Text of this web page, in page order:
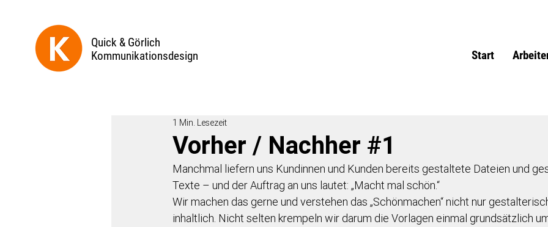
Quick & Görlich
Kommunikationsdesign
Start
Vorher / Nachher #1
1 Min. Lesezeit
Manchmal liefern uns Kundinnen und Kunden bereits gestaltete Dateien und
Texte – und der Auftrag an uns lautet: „Macht mal schön.“
Wir machen das gerne und verstehen das „Schönmachen“ nicht nur
inhaltlich. Nicht selten krempeln wir darum die Vorlagen einmal grundsätzlich